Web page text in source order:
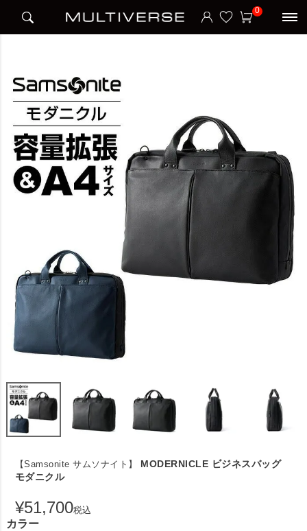
0
【Samsonite サムソナイト】
MODERNICLE ビジネスバッグ
モダニクル
¥51,700税込
カラー